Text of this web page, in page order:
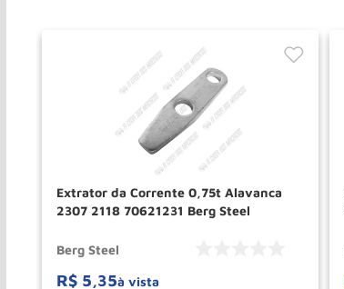
Extrator da Corrente 0,75t Alavanca
2307 2118 70621231 Berg Steel
Berg Steel
R$ 5,35à vista